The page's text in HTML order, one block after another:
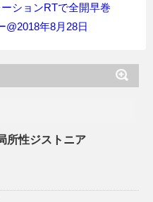
ションRTで全開早巻
@2018年8月28日
所性ジストニア